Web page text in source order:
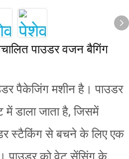
पाउडर वजन बैगिंग
पैकेजिंग मशीन है। पाउडर
डाला जाता है, जिसमें
स्टैकिंग से बचने के लिए एक